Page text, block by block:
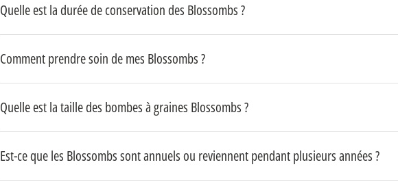
Quelle est la durée de conservation des Blossombs ?
Comment prendre soin de mes Blossombs ?
Quelle est la taille des bombes à graines Blossombs ?
Est-ce que les Blossombs sont annuels ou reviennent pendant plusieurs années ?